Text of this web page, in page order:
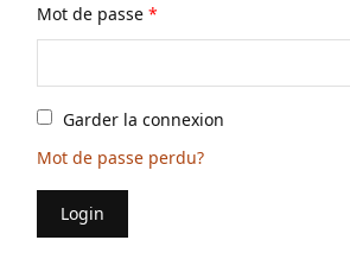
Mot de passe*
Garder la connexion
Mot de passe perdu?
Login